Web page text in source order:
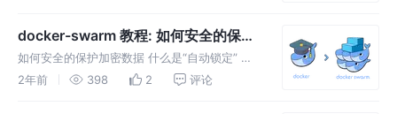
集群。此通信始终是加密的。 应用程序数据平
面流量：这包括容器流量和
docker-swarm 教程: 如何安全的保护
加密数据
如何安全的保护加密数据 什么是“自动锁定” 默
认情况下，集群管理器使用的raft 算法的日志在
2年前 398 2 评论